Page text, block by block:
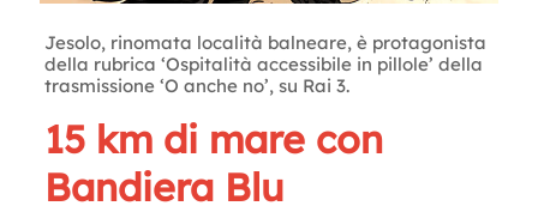
Jesolo, rinomata località balneare, è protagonista
della rubrica ‘Ospitalità accessibile in pillole’ della
trasmissione ‘O anche no’, su Rai 3.
15 km di mare con
Bandiera Blu